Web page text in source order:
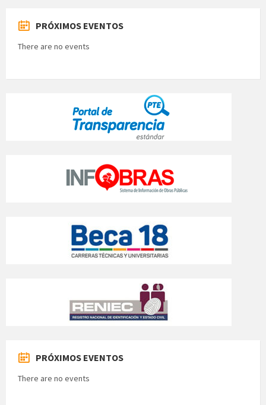
PRÓXIMOS EVENTOS
There are no events
PRÓXIMOS EVENTOS
There are no events